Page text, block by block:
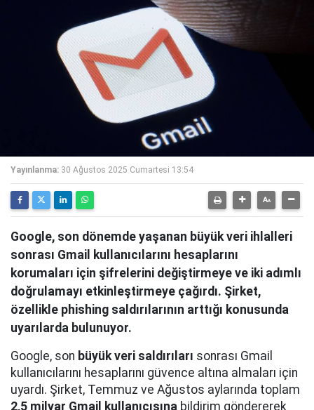
Yayınlanma: 30 Ağustos 2025 Cumartesi 13:54
Google, son dönemde yaşanan büyük veri ihlalleri
sonrası Gmail kullanıcılarını hesaplarını
korumaları için şifrelerini değiştirmeye ve iki adımlı
doğrulamayı etkinleştirmeye çağırdı. Şirket,
özellikle phishing saldırılarının arttığı konusunda
uyarılarda bulunuyor.
Google, son büyük veri saldırıları sonrası Gmail
kullanıcılarını hesaplarını güvence altına almaları için
uyardı. Şirket, Temmuz ve Ağustos aylarında toplam
2,5 milyar Gmail kullanıcısına bildirim göndererek